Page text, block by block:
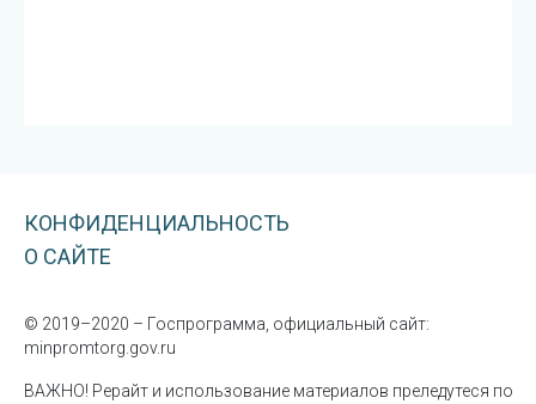
КОНФИДЕНЦИАЛЬНОСТЬ
О САЙТЕ
© 2019–2020 – Госпрограмма, официальный сайт:
minpromtorg.gov.ru
ВАЖНО! Рерайт и использование материалов преледутеся по